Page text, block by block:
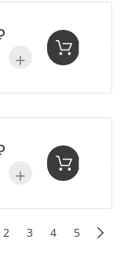
+ В
+ В
2 3 4 5